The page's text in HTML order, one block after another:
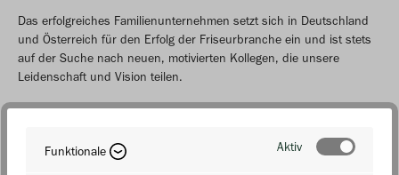
Das erfolgreiches Familienunternehmen setzt sich in Deutschland
und Österreich für den Erfolg der Friseurbranche ein und ist stets
auf der Suche nach neuen, motivierten Kollegen, die unsere
Leidenschaft und Vision teilen.
Funktionale Aktiv